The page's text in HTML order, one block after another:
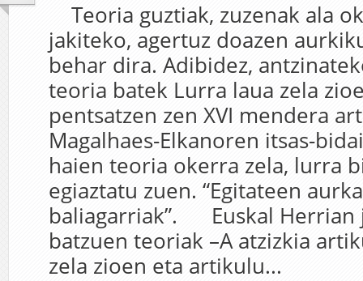
Teoria guztiak, zuzenak ala
jakiteko, agertuz doazen
behar dira. Adibidez,
teoria batek Lurra laua zela
pentsatzen zen XVI mendera
Magalhaes-Elkanoren itsas-
haien teoria okerra zela, lurra
egiaztatu zuen. “Egitateen
baliagarriak”. Euskal Herrian
batzuen teoriak –A atzizkia
zela zioen eta artikulu...